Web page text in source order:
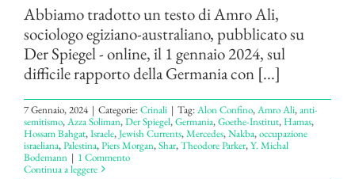
Abbiamo tradotto un testo di Amro Ali,
sociologo egiziano-australiano, pubblicato su
Der Spiegel - online, il 1 gennaio 2024, sul
difficile rapporto della Germania con [...]
7 Gennaio, 2024 | Categorie:Crinali | Tag:Alon Confino,Amro Ali,anti-
semitismo,Azza Soliman,Der Spiegel,Germania,Goethe-Institut,Hamas,
Hossam Bahgat,Israele,Jewish Currents,Mercedes,Nakba,occupazione
israeliana,Palestina,Piers Morgan,Shar,Theodore Parker,Y. Michal
Bodemann | 1 Commento
Continua a leggere